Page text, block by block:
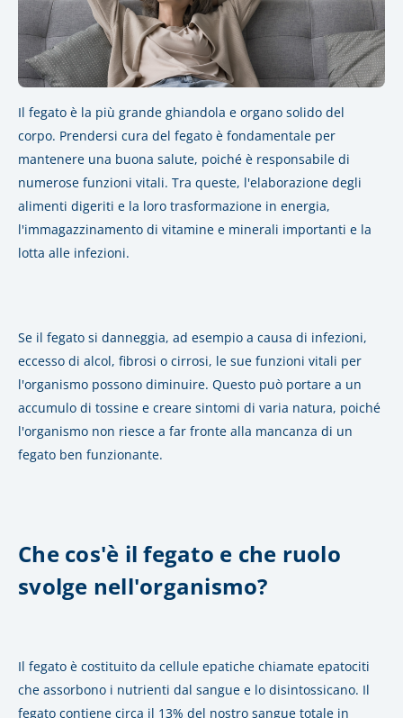
Il fegato è la più grande ghiandola e organo solido del
corpo. Prendersi cura del fegato è fondamentale per
mantenere una buona salute, poiché è responsabile di
numerose funzioni vitali. Tra queste, l'elaborazione degli
alimenti digeriti e la loro trasformazione in energia,
l'immagazzinamento di vitamine e minerali importanti e la
lotta alle infezioni.
Se il fegato si danneggia, ad esempio a causa di infezioni,
eccesso di alcol, fibrosi o cirrosi, le sue funzioni vitali per
l'organismo possono diminuire. Questo può portare a un
accumulo di tossine e creare sintomi di varia natura, poiché
l'organismo non riesce a far fronte alla mancanza di un
fegato ben funzionante.
Che cos'è il fegato e che ruolo
svolge nell'organismo?
Il fegato è costituito da cellule epatiche chiamate epatociti
che assorbono i nutrienti dal sangue e lo disintossicano. Il
fegato contiene circa il 13% del nostro sangue totale in